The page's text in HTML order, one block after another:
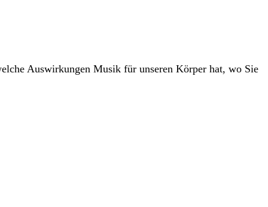
Auswirkungen Musik für unseren Körper hat, wo Sie